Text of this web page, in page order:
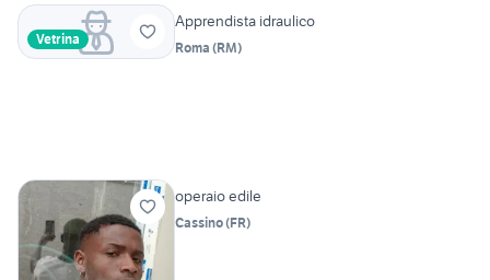
Vetrina
Apprendista idraulico
Roma (RM)
operaio edile
Cassino(FR)